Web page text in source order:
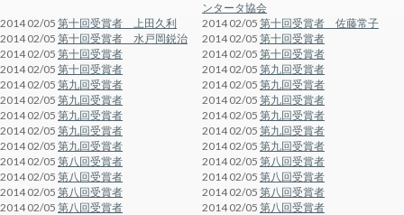
ンタータ協会
2014 02/05 第十回受賞者 上田久利 2014 02/05 第十回受賞者 佐藤常子
2014 02/05 第十回受賞者 水戸岡鋭治 2014 02/05 第十回受賞者
2014 02/05 第十回受賞者 2014 02/05 第十回受賞者
2014 02/05 第十回受賞者 2014 02/05 第九回受賞者
2014 02/05 第九回受賞者 2014 02/05 第九回受賞者
2014 02/05 第九回受賞者 2014 02/05 第九回受賞者
2014 02/05 第九回受賞者 2014 02/05 第九回受賞者
2014 02/05 第九回受賞者 2014 02/05 第九回受賞者
2014 02/05 第九回受賞者 2014 02/05 第九回受賞者
2014 02/05 第八回受賞者 2014 02/05 第八回受賞者
2014 02/05 第八回受賞者 2014 02/05 第八回受賞者
2014 02/05 第八回受賞者 2014 02/05 第八回受賞者
2014 02/05 第八回受賞者 2014 02/05 第八回受賞者